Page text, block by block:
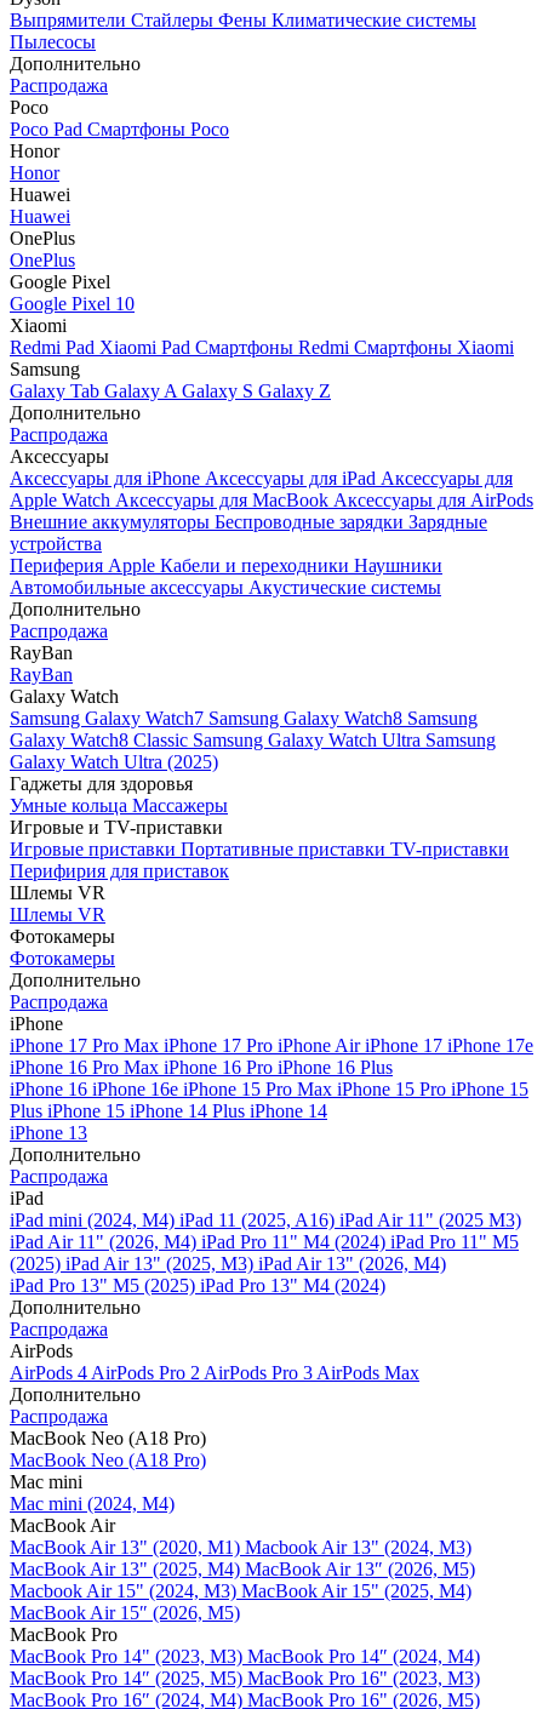
Выпрямители Стайлеры Фены Климатические системы
Пылесосы
Дополнительно
Распродажа
Poco
Poco Pad Смартфоны Poco
Honor
Honor
Huawei
Huawei
OnePlus
OnePlus
Google Pixel
Google Pixel 10
Xiaomi
Redmi Pad Xiaomi Pad Смартфоны Redmi Смартфоны Xiaomi
Samsung
Galaxy Tab Galaxy A Galaxy S Galaxy Z
Дополнительно
Распродажа
Аксессуары
Аксессуары для iPhone Аксессуары для iPad Аксессуары для
Apple Watch Аксессуары для MacBook Аксессуары для AirPods
Внешние аккумуляторы Беспроводные зарядки Зарядные
устройства
Периферия Apple Кабели и переходники Наушники
Автомобильные аксессуары Акустические системы
Дополнительно
Распродажа
RayBan
RayBan
Galaxy Watch
Samsung Galaxy Watch7 Samsung Galaxy Watch8 Samsung
Galaxy Watch8 Classic Samsung Galaxy Watch Ultra Samsung
Galaxy Watch Ultra (2025)
Гаджеты для здоровья
Умные кольца Массажеры
Игровые и TV-приставки
Игровые приставки Портативные приставки TV-приставки
Перифирия для приставок
Шлемы VR
Шлемы VR
Фотокамеры
Фотокамеры
Дополнительно
Распродажа
iPhone
iPhone 17 Pro Max iPhone 17 Pro iPhone AiriPhone 17 iPhone 17e
iPhone 16 Pro Max iPhone 16 Pro iPhone 16 Plus
iPhone 16 iPhone 16e iPhone 15 Pro Max iPhone 15 Pro iPhone 15
Plus iPhone 15 iPhone 14 Plus iPhone 14
iPhone 13
Дополнительно
Распродажа
iPad
iPad mini (2024, M4) iPad 11 (2025, A16) iPad Air 11" (2025 M3)
iPad Air 11" (2026, M4) iPad Pro 11" M4 (2024) iPad Pro 11" M5
(2025) iPad Air 13" (2025, M3) iPad Air 13" (2026, M4)
iPad Pro 13" M5 (2025) iPad Pro 13" M4 (2024)
Дополнительно
Распродажа
AirPods
AirPods 4 AirPods Pro 2 AirPods Pro 3 AirPods Max
Дополнительно
Распродажа
MacBook Neo (A18 Pro)
MacBook Neo (A18 Pro)
Mac mini
Mac mini (2024, M4)
MacBook Air
MacBook Air 13" (2020, M1) Macbook Air 13" (2024, M3)
MacBook Air 13" (2025, M4) MacBook Air 13″ (2026, M5)
Macbook Air 15" (2024, M3) MacBook Air 15" (2025, M4)
MacBook Air 15″ (2026, M5)
MacBook Pro
MacBook Pro 14" (2023, M3) MacBook Pro 14″ (2024, M4)
MacBook Pro 14″ (2025, M5) MacBook Pro 16" (2023, M3)
MacBook Pro 16″ (2024, M4) MacBook Pro 16" (2026, M5)